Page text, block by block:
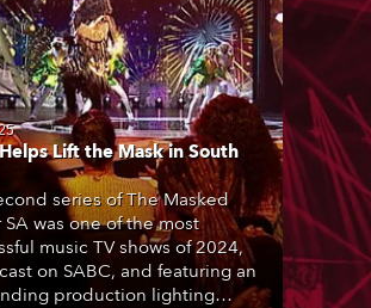
Lift the Mask in South
series of The Masked
SA was one of the most
music TV shows of 2024,
on SABC, and featuring an
production lighting